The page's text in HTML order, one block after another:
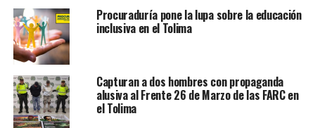
Procuraduría pone la lupa sobre la educación
inclusiva en el Tolima
Capturan a dos hombres con propaganda
alusiva al Frente 26 de Marzo de las FARC en
el Tolima